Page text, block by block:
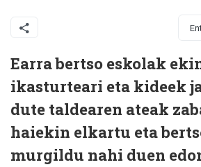
Earra bertso eskolak
ikasturteari eta kideek
dute taldearen ateak
haiekin elkartu eta
murgildu nahi duen